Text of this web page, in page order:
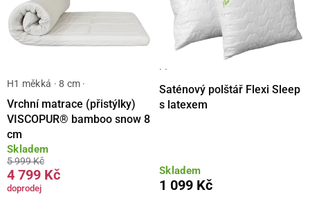
H1 měkká · 8 cm ·
Vrchní matrace (přistýlky)
VISCOPUR® bamboo snow 8
cm
Skladem
5 999 Kč
4 799 Kč
doprodej
· ·
Saténový polštář Flexi Sleep
s latexem
Skladem
1 099 Kč